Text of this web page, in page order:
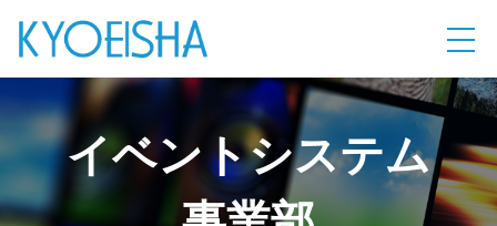
イベントシステム